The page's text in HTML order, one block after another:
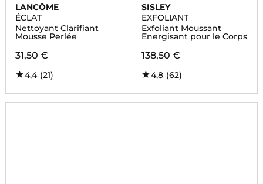
LANCÔME
ÉCLAT
Nettoyant Clarifiant
Mousse Perlée
31,50 €
4,4 (21)
SISLEY
EXFOLIANT
Exfoliant Moussant
Energisant pour le Corps
138,50 €
4,8 (62)